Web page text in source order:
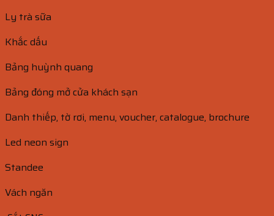
Ly trà sữa
Khắc dấu
Bảng huỳnh quang
Bảng đóng mở cửa khách sạn
Danh thiếp, tờ rơi, menu, voucher, catalogue, brochure
Led neon sign
Standee
Vách ngăn